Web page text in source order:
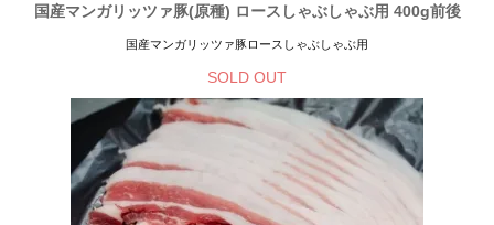
国産マンガリッツァ豚(原種) ロースしゃぶしゃぶ用 400g前後
国産マンガリッツァ豚ロースしゃぶしゃぶ用
SOLD OUT